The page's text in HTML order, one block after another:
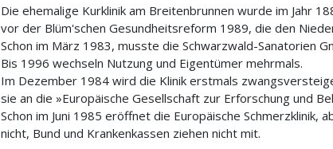
Die ehemalige Kurklinik am Breitenbrunnen wurde im Jahr
vor der Blüm'schen Gesundheitsreform 1989, die den
Schon im März 1983, musste die Schwarzwald-Sanatorien
Bis 1996 wechseln Nutzung und Eigentümer mehrmals.
Im Dezember 1984 wird die Klinik erstmals
sie an die »Europäische Gesellschaft zur Erforschung und
Schon im Juni 1985 eröffnet die Europäische
nicht, Bund und Krankenkassen ziehen nicht mit.